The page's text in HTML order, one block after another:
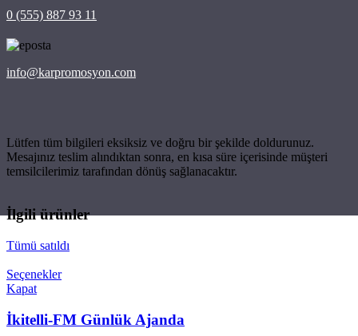
0 (555) 887 93 11
info@karpromosyon.com
Lütfen tüm bilgileri eksiksiz ve doğru bir şekilde doldurunuz.
Mesajınız teslim alındıktan sonra, en kısa süre içerisinde müşteri
temsilcilerimiz tarafından dönüş sağlanacaktır.
İlgili ürünler
Tümü satıldı
Seçenekler
Kapat
İkitelli-FM Günlük Ajanda